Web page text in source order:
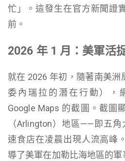
忙」。這發生在官方新聞證
前。
2026 年 1 月：美軍活
就在 2026 年初，隨著南美
委內瑞拉的潛在行動），
Google Maps 的截圖。截圖
（Arlington）地區——即五
速食店在凌晨出現人流高峰
導了美軍在加勒比海地區的軍